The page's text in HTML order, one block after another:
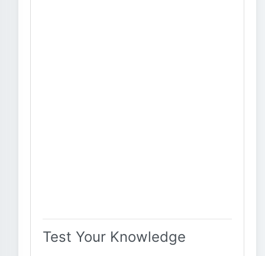
Test Your Knowledge